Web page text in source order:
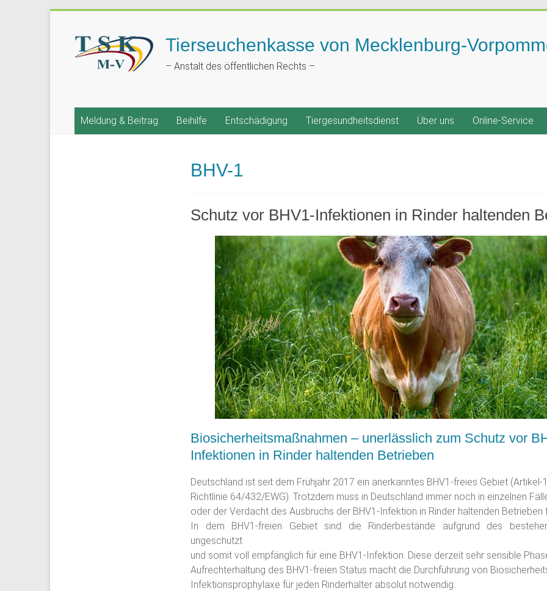
Tierseuchenkasse von Mecklenburg-
– Anstalt des öffentlichen Rechts –
Meldung & Beitrag Beihilfe Entschädigung Tiergesundheitsdienst Über uns Online-Service
BHV-1
Schutz vor BHV1-Infektionen in Rinder haltenden
Biosicherheitsmaßnahmen – unerlässlich zum Schutz vor
Infektionen in Rinder haltenden Betrieben
Deutschland ist seit dem Frühjahr 2017 ein anerkanntes BHV1-freies Gebiet
Richtlinie 64/432/EWG). Trotzdem muss in Deutschland immer noch in einzelnen
oder der Verdacht des Ausbruchs der BHV1-Infektion in Rinder haltenden
In dem BHV1-freien Gebiet sind die Rinderbestände aufgrund des
ungeschützt
und somit voll empfänglich für eine BHV1-Infektion. Diese derzeit sehr sensible
Aufrechterhaltung des BHV1-freien Status macht die Durchführung von
Infektionsprophylaxe für jeden Rinderhalter absolut notwendig.